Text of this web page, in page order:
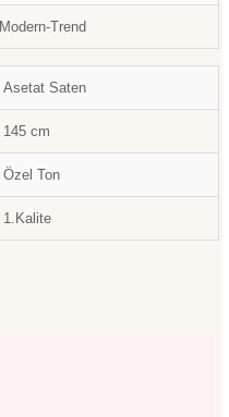
Modern-Trend
Asetat Saten
145 cm
Özel Ton
1.Kalite